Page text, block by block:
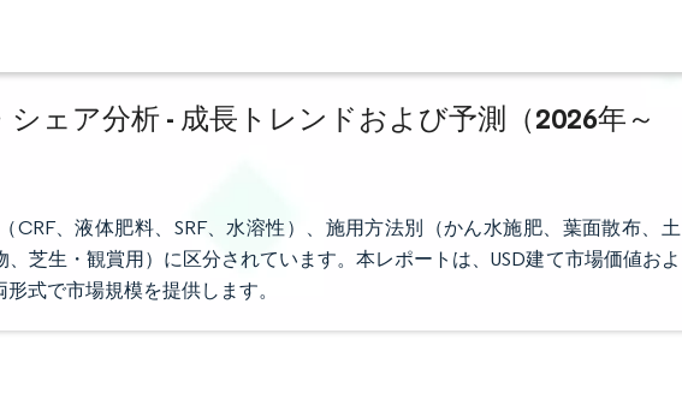
ェア分析 - 成長トレンドおよび予測（2026年～
CRF、液体肥料、SRF、水溶性）、施用方法別（かん水施肥、葉面散布、土
芝生・観賞用）に区分されています。本レポートは、USD建て市場価値およ
式で市場規模を提供します。